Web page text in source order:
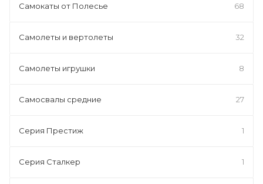
Самокаты от Полесье 68
Самолеты и вертолеты 32
Самолеты игрушки 8
Самосвалы средние 27
Серия Престиж 1
Серия Сталкер 1